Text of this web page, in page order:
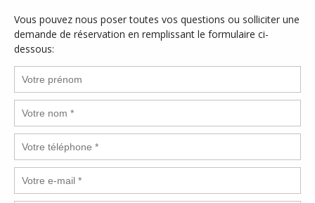
Vous pouvez nous poser toutes vos questions ou solliciter une
demande de réservation en remplissant le formulaire ci-
dessous: